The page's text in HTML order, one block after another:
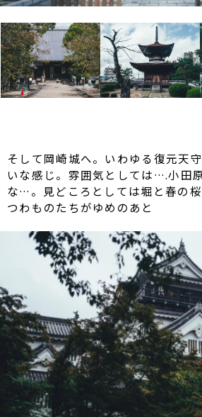
そして岡崎城へ。いわゆる復元天
いな感じ。雰囲気としては….小田
な…。見どころとしては堀と春の桜
つわものたちがゆめのあと